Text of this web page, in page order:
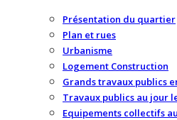
Présentation du quartier
Plan et rues
Urbanisme
Logement Construction
Grands travaux publics
Travaux publics au jour
Equipements collectifs